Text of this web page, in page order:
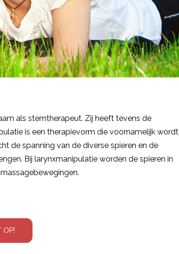
als stemtherapeut. Zij heeft tevens de
is een therapievorm die voornamelijk wordt
de spanning van de diverse spieren en de
Bij larynxmanipulatie worden de spieren in
OP!